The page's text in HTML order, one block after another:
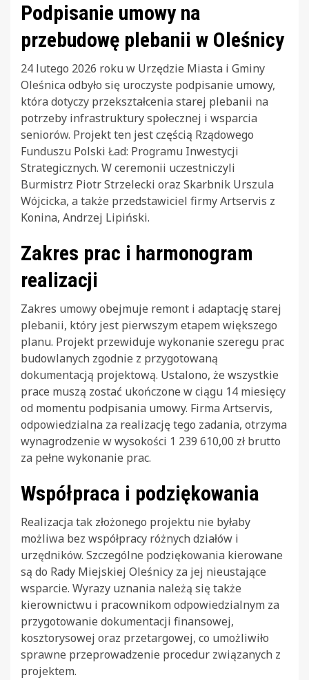
Podpisanie umowy na
przebudowę plebanii w Oleśnicy
24 lutego 2026 roku w Urzędzie Miasta i Gminy
Oleśnica odbyło się uroczyste podpisanie umowy,
która dotyczy przekształcenia starej plebanii na
potrzeby infrastruktury społecznej i wsparcia
seniorów. Projekt ten jest częścią Rządowego
Funduszu Polski Ład: Programu Inwestycji
Strategicznych. W ceremonii uczestniczyli
Burmistrz Piotr Strzelecki oraz Skarbnik Urszula
Wójcicka, a także przedstawiciel firmy Artservis z
Konina, Andrzej Lipiński.
Zakres prac i harmonogram
realizacji
Zakres umowy obejmuje remont i adaptację starej
plebanii, który jest pierwszym etapem większego
planu. Projekt przewiduje wykonanie szeregu prac
budowlanych zgodnie z przygotowaną
dokumentacją projektową. Ustalono, że wszystkie
prace muszą zostać ukończone w ciągu 14 miesięcy
od momentu podpisania umowy. Firma Artservis,
odpowiedzialna za realizację tego zadania, otrzyma
wynagrodzenie w wysokości 1 239 610,00 zł brutto
za pełne wykonanie prac.
Współpraca i podziękowania
Realizacja tak złożonego projektu nie byłaby
możliwa bez współpracy różnych działów i
urzędników. Szczególne podziękowania kierowane
są do Rady Miejskiej Oleśnicy za jej nieustające
wsparcie. Wyrazy uznania należą się także
kierownictwu i pracownikom odpowiedzialnym za
przygotowanie dokumentacji finansowej,
kosztorysowej oraz przetargowej, co umożliwiło
sprawne przeprowadzenie procedur związanych z
projektem.